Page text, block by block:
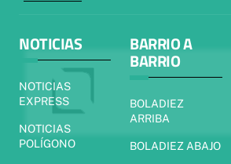
NOTICIAS
NOTICIAS
EXPRESS
NOTICIAS
POLÍGONO
BARRIO A
BARRIO
BOLADIEZ
ARRIBA
BOLADIEZ ABAJO